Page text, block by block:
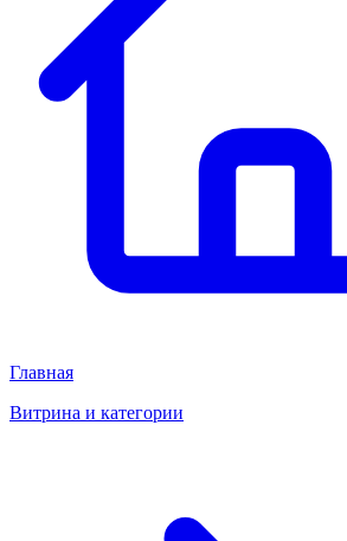
Главная
Витрина и категории